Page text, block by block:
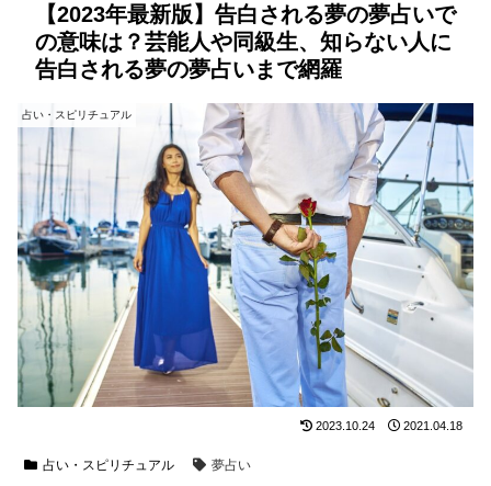
【2023年最新版】告白される夢の夢占いで
の意味は？芸能人や同級生、知らない人に
告白される夢の夢占いまで網羅
占い・スピリチュアル
2023.10.24 2021.04.18
占い・スピリチュアル 夢占い